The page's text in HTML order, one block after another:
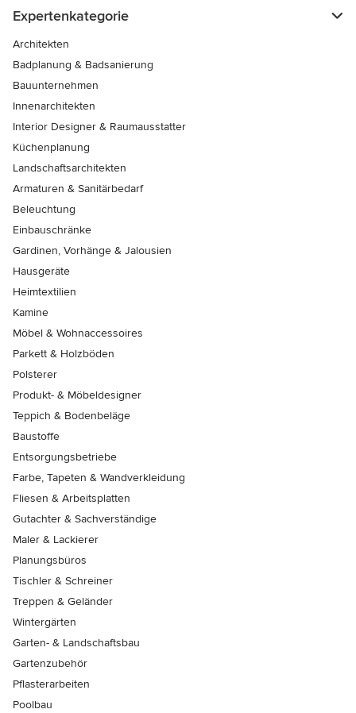
Expertenkategorie
Architekten
Badplanung & Badsanierung
Bauunternehmen
Innenarchitekten
Interior Designer & Raumausstatter
Küchenplanung
Landschaftsarchitekten
Armaturen & Sanitärbedarf
Beleuchtung
Einbauschränke
Gardinen, Vorhänge & Jalousien
Hausgeräte
Heimtextilien
Kamine
Möbel & Wohnaccessoires
Parkett & Holzböden
Polsterer
Produkt- & Möbeldesigner
Teppich & Bodenbeläge
Baustoffe
Entsorgungsbetriebe
Farbe, Tapeten & Wandverkleidung
Fliesen & Arbeitsplatten
Gutachter & Sachverständige
Maler & Lackierer
Planungsbüros
Tischler & Schreiner
Treppen & Geländer
Wintergärten
Garten- & Landschaftsbau
Gartenzubehör
Pflasterarbeiten
Poolbau